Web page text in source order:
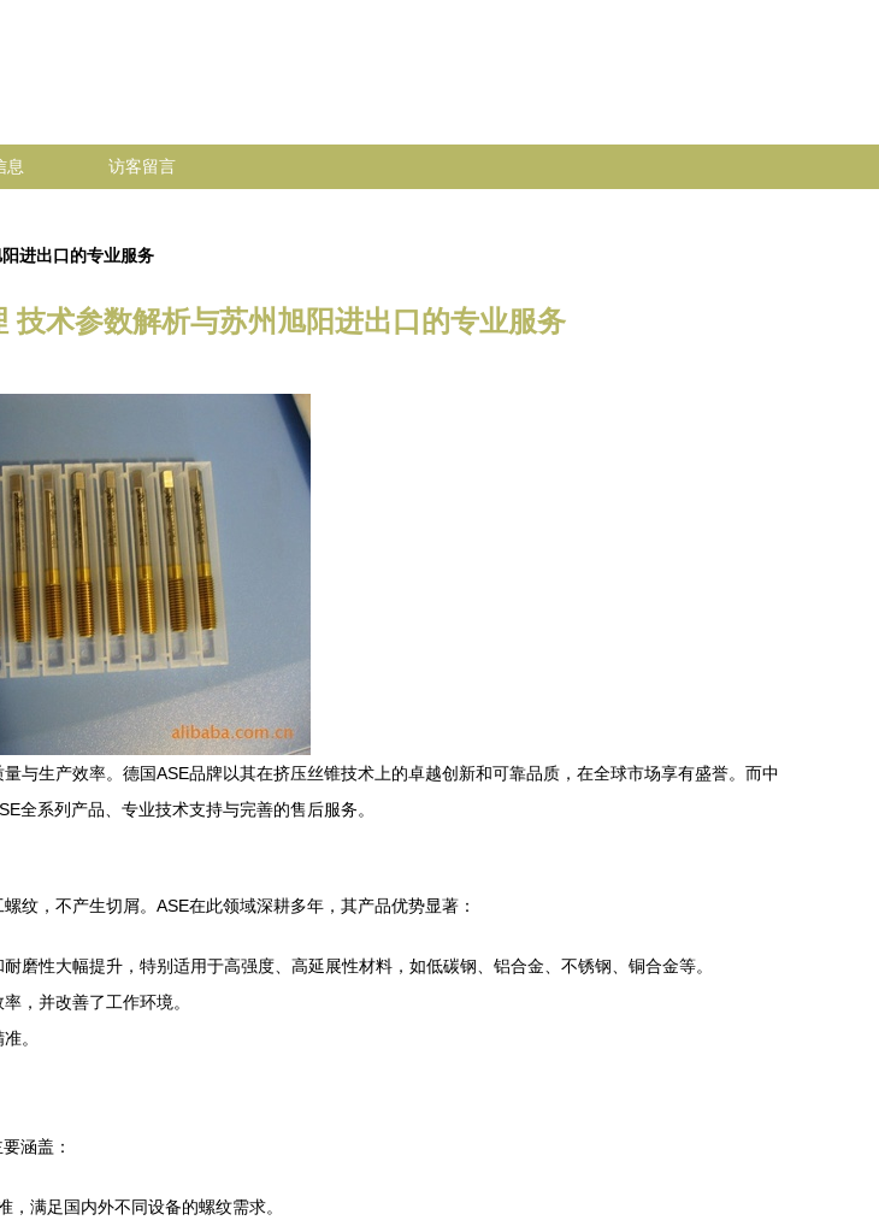
息 访客留言
进出口的专业服务
术参数解析与苏州旭阳进出口的专业服务
与生产效率。德国ASE品牌以其在挤压丝锥技术上的卓越创新和可靠品质，在全球市场享有盛誉。而中
系列产品、专业技术支持与完善的售后服务。
纹，不产生切屑。ASE在此领域深耕多年，其产品优势显著：
磨性大幅提升，特别适用于高强度、高延展性材料，如低碳钢、铝合金、不锈钢、铜合金等。
，并改善了工作环境。
。
涵盖：
满足国内外不同设备的螺纹需求。